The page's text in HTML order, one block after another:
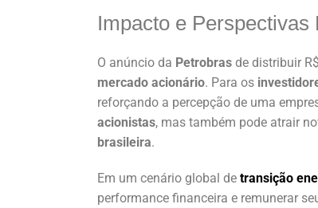
Impacto e Perspectivas
O anúncio da Petrobras de distribuir
mercado acionário. Para os
reforçando a percepção de uma
acionistas, mas também pode atrair
brasileira.
Em um cenário global de transição
performance financeira e remunerar